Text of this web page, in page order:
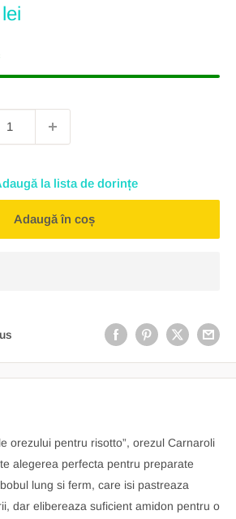
la lista de dorințe
Adaugă în coș
orezului pentru risotto”, orezul Carnaroli
alegerea perfecta pentru preparate
lung si ferm, care isi pastreaza
dar elibereaza suficient amidon pentru o